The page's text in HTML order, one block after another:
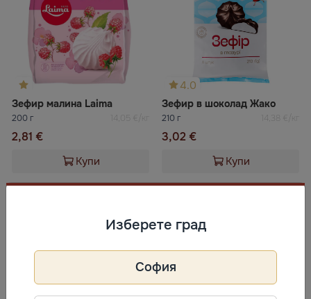
Зефир малина Laima
200 г 14,05 €/кг
2,81 €
Купи
4.0
Зефир в шоколад Жако
210 г 14,38 €/кг
3,02 €
Купи
Изберете град
София